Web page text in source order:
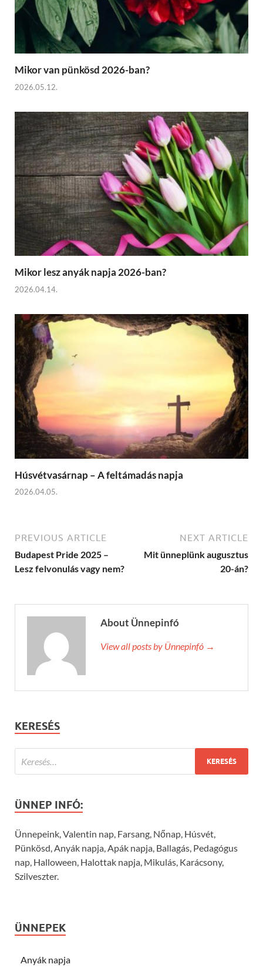
Mikor van pünkösd 2026-ban?
2026.05.12.
Mikor lesz anyák napja 2026-ban?
2026.04.14.
Húsvétvasárnap – A feltámadás napja
2026.04.05.
PREVIOUS ARTICLE
Budapest Pride 2025 –
Lesz felvonulás vagy nem?
NEXT ARTICLE
Mit ünneplünk augusztus
20-án?
About Ünnepinfó
View all posts by Ünnepinfó →
KERESÉS
ÜNNEP INFÓ:
Ünnepeink, Valentin nap, Farsang, Nőnap, Húsvét,
Pünkösd, Anyák napja, Apák napja, Ballagás, Pedagógus
nap, Halloween, Halottak napja, Mikulás, Karácsony,
Szilveszter.
ÜNNEPEK
Anyák napja